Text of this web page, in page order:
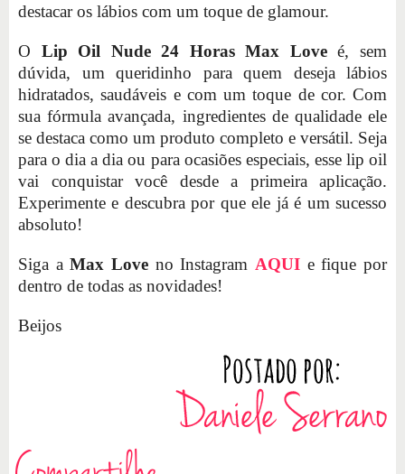
destacar os lábios com um toque de glamour.
O Lip Oil Nude 24 Horas Max Loveé, sem
dúvida, um queridinho para quem deseja lábios
hidratados, saudáveis e com um toque de cor. Com
sua fórmula avançada, ingredientes de qualidade ele
se destaca como um produto completo e versátil. Seja
para o dia a dia ou para ocasiões especiais, esse lip oil
vai conquistar você desde a primeira aplicação.
Experimente e descubra por que ele já é um sucesso
absoluto!
Siga aMax Love no Instagram AQUI e fique por
dentro de todas as novidades!
Beijos